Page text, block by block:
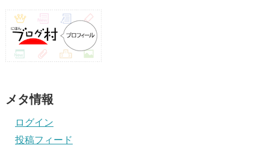
メタ情報
ログイン
投稿フィード